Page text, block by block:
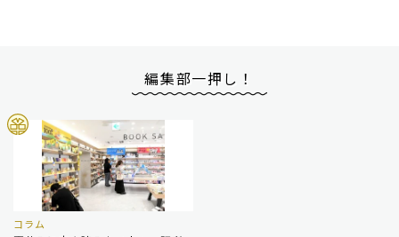
編集部一押し！
コラム